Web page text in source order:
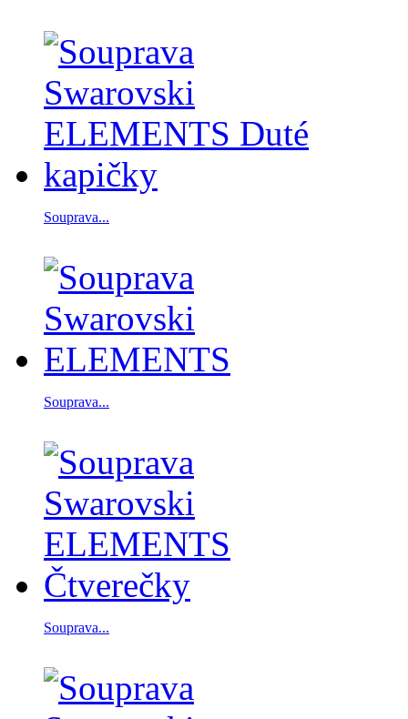
Souprava...
Souprava...
Souprava...